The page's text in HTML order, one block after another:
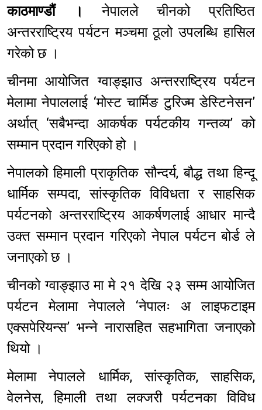
काठमाण्डौं ।नेपालले चीनको प्रतिष्ठित
अन्तरराष्ट्रिय पर्यटन मञ्चमा ठूलो उपलब्धि हासिल
गरेको छ ।
चीनमा आयोजित ग्वाङ्झाउ अन्तरराष्ट्रिय पर्यटन
मेलामा नेपाललाई ‘मोस्ट चार्मिङ टुरिज्म डेस्टिनेसन’
अर्थात् ‘सबैभन्दा आकर्षक पर्यटकीय गन्तव्य’ को
सम्मान प्रदान गरिएको हो ।
नेपालको हिमाली प्राकृतिक सौन्दर्य, बौद्ध तथा हिन्दू
धार्मिक सम्पदा, सांस्कृतिक विविधता र साहसिक
पर्यटनको अन्तरराष्ट्रिय आकर्षणलाई आधार मान्दै
उक्त सम्मान प्रदान गरिएको नेपाल पर्यटन बोर्ड ले
जनाएको छ ।
चीनको ग्वाङ्झाउ मा मे २१ देखि २३ सम्म आयोजित
पर्यटन मेलामा नेपालले ‘नेपालः अ लाइफटाइम
एक्सपेरियन्स’ भन्ने नारासहित सहभागिता जनाएको
थियो ।
मेलामा नेपालले धार्मिक, सांस्कृतिक, साहसिक,
वेलनेस, हिमाली तथा लक्जरी पर्यटनका विविध